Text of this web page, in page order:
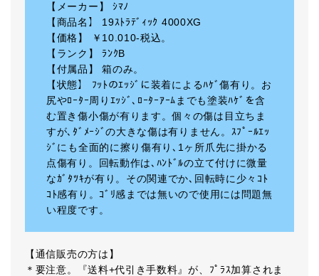
【メーカー】 ｼﾏﾉ
【商品名】 19ｽﾄﾗﾃﾞｨｯｸ 4000XG
【価格】 ￥10.010-税込。
【ランク】 ﾗﾝｸB
【付属品】 箱のみ。
【状態】 ﾌｯﾄのｴｯｼﾞに装着によるﾊｹﾞ傷有り。お
尻やﾛｰﾀｰ周りｴｯｼﾞ､ﾛｰﾀｰｱｰﾑまでも塗装ﾊｹﾞを含
む置き傷小傷が有ります。個々の傷は目立ちま
すが､ﾀﾞﾒｰｼﾞの大きな傷は有りません。ｽﾌﾟｰﾙｴｯ
ｼﾞにも全面的に擦り傷有り､1ヶ所爪先に掛かる
点傷有り。回転動作は､ﾊﾝﾄﾞﾙの立て付けに微量
なｶﾞﾀﾂｷが有り。その関連でか､回転時に少々ｺﾄ
ｺﾄ感有り。ｺﾞﾘ感までは無いので使用には問題無
い程度です。
【通信販売の方は】
＊要注意。『送料+代引き手数料』が、ﾌﾟﾗｽ加算されま